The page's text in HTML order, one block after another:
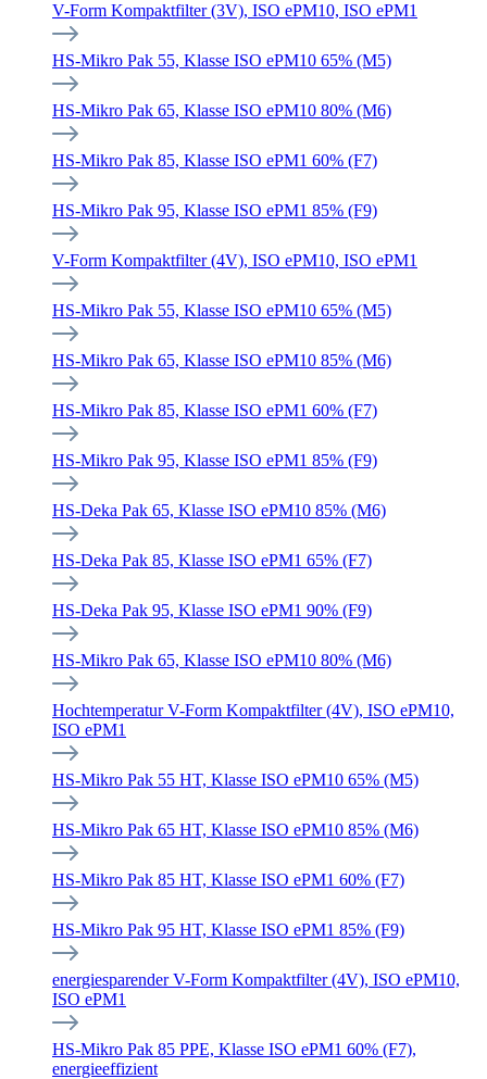
V-Form Kompaktfilter (3V), ISO ePM10, ISO ePM1
HS-Mikro Pak 55, Klasse ISO ePM10 65% (M5)
HS-Mikro Pak 65, Klasse ISO ePM10 80% (M6)
HS-Mikro Pak 85, Klasse ISO ePM1 60% (F7)
HS-Mikro Pak 95, Klasse ISO ePM1 85% (F9)
V-Form Kompaktfilter (4V), ISO ePM10, ISO ePM1
HS-Mikro Pak 55, Klasse ISO ePM10 65% (M5)
HS-Mikro Pak 65, Klasse ISO ePM10 85% (M6)
HS-Mikro Pak 85, Klasse ISO ePM1 60% (F7)
HS-Mikro Pak 95, Klasse ISO ePM1 85% (F9)
HS-Deka Pak 65, Klasse ISO ePM10 85% (M6)
HS-Deka Pak 85, Klasse ISO ePM1 65% (F7)
HS-Deka Pak 95, Klasse ISO ePM1 90% (F9)
HS-Mikro Pak 65, Klasse ISO ePM10 80% (M6)
Hochtemperatur V-Form Kompaktfilter (4V), ISO ePM10,
ISO ePM1
HS-Mikro Pak 55 HT, Klasse ISO ePM10 65% (M5)
HS-Mikro Pak 65 HT, Klasse ISO ePM10 85% (M6)
HS-Mikro Pak 85 HT, Klasse ISO ePM1 60% (F7)
HS-Mikro Pak 95 HT, Klasse ISO ePM1 85% (F9)
energiesparender V-Form Kompaktfilter (4V), ISO ePM10,
ISO ePM1
HS-Mikro Pak 85 PPE, Klasse ISO ePM1 60% (F7),
energieeffizient